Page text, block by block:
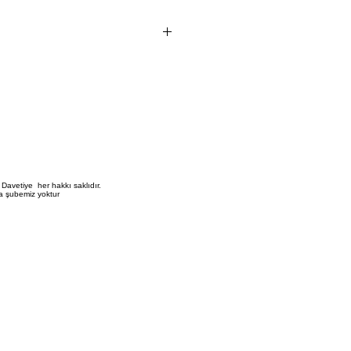
fiyat?na bask? ?creti dahil de?
her hakkı saklıdır.
şubemiz yoktur